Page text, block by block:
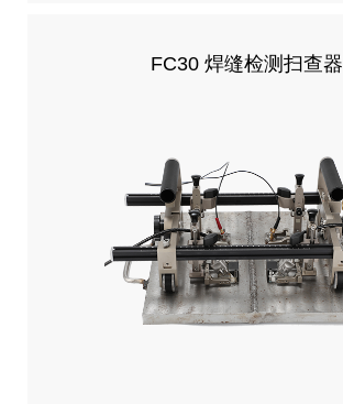
FC30 焊缝检测扫查器